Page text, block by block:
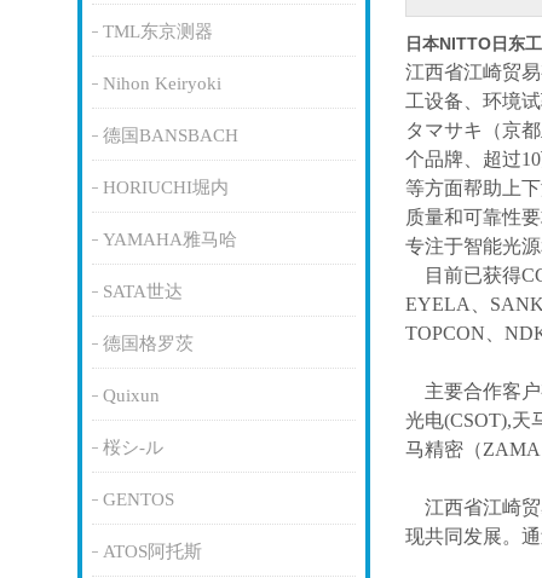
TML东京测器
Nihon Keiryoki
德国BANSBACH
HORIUCHI堀内
YAMAHA雅马哈
SATA世达
德国格罗茨
Quixun
桜シ-ル
GENTOS
ATOS阿托斯
日本NITTO日东
江西省江崎贸
工设备、环境
タマサキ（京
个品牌、超过
等方面帮助上
质量和可靠性
专注于智能光
目前已获得
EYELA、
TOPCON、
主要合作客
光电(CSOT),天
马精密（
江西省江崎
现共同发展。